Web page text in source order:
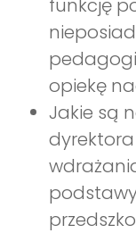
funkcję
opiekę
Jakie są
dyrektora